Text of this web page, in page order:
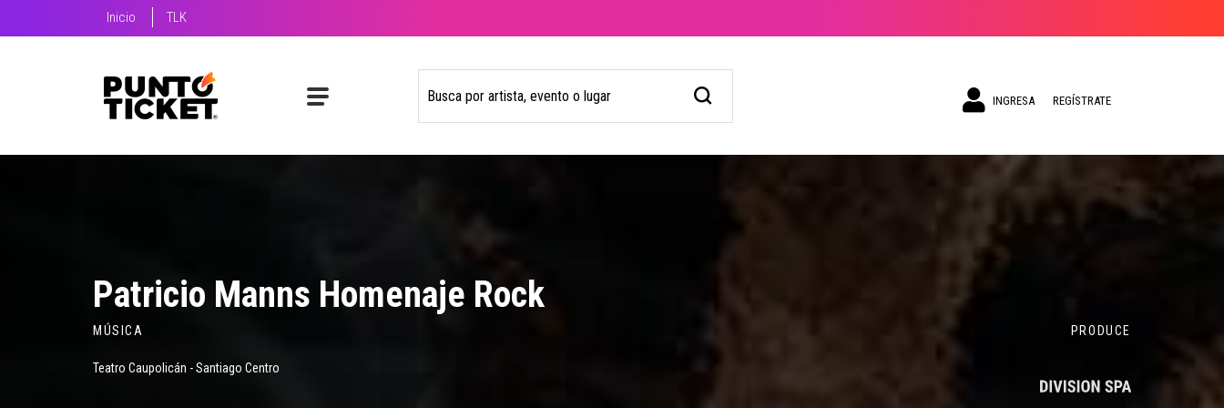
Inicio TLK
INGRESA REGÍSTRATE
Patricio Manns Homenaje Rock
MÚSICA
Teatro Caupolicán - Santiago Centro
PRODUCE